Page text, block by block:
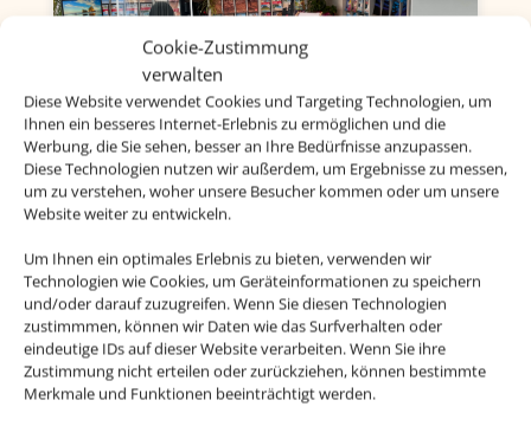
Cookie-Zustimmung
verwalten
Diese Website verwendet Cookies und Targeting Technologien, um
Ihnen ein besseres Internet-Erlebnis zu ermöglichen und die
Werbung, die Sie sehen, besser an Ihre Bedürfnisse anzupassen.
Diese Technologien nutzen wir außerdem, um Ergebnisse zu messen,
um zu verstehen, woher unsere Besucher kommen oder um unsere
Website weiter zu entwickeln.
Um Ihnen ein optimales Erlebnis zu bieten, verwenden wir
Technologien wie Cookies, um Geräteinformationen zu speichern
und/oder darauf zuzugreifen. Wenn Sie diesen Technologien
zustimmmen, können wir Daten wie das Surfverhalten oder
eindeutige IDs auf dieser Website verarbeiten. Wenn Sie ihre
Zustimmung nicht erteilen oder zurückziehen, können bestimmte
Merkmale und Funktionen beeinträchtigt werden.
Online Termine